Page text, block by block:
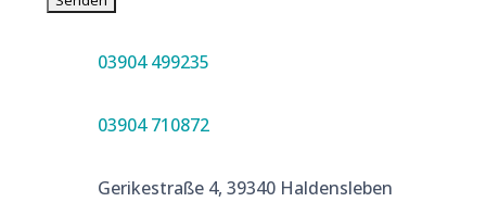
03904 499235
03904 710872
Gerikestraße 4, 39340 Haldensleben